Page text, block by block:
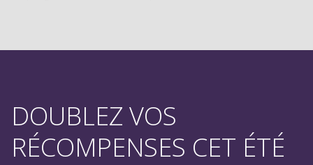
DOUBLEZ VOS
RÉCOMPENSES CET ÉTÉ